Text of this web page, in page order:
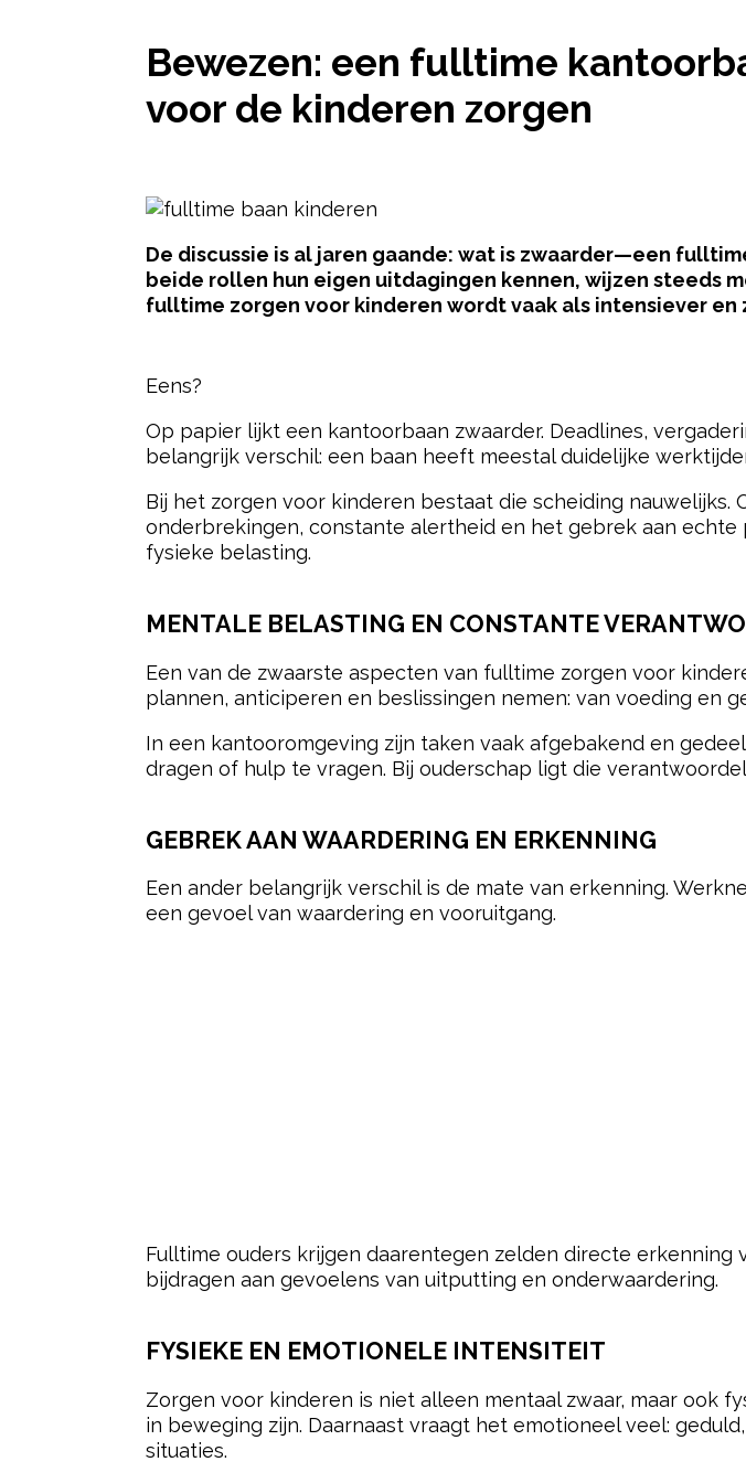
Bewezen: een fulltime
voor de kinderen zorgen
De discussie is al jaren gaande: wat is zwaarder—een
beide rollen hun eigen uitdagingen kennen, wijzen steeds
fulltime zorgen voor kinderen wordt vaak als intensiever
Eens?
Op papier lijkt een kantoorbaan zwaarder. Deadlines,
belangrijk verschil: een baan heeft meestal duidelijke
Bij het zorgen voor kinderen bestaat die scheiding
onderbrekingen, constante alertheid en het gebrek aan
fysieke belasting.
MENTALE BELASTING EN CONSTANTE
Een van de zwaarste aspecten van fulltime zorgen voor
plannen, anticiperen en beslissingen nemen: van voeding en
In een kantooromgeving zijn taken vaak afgebakend en
dragen of hulp te vragen. Bij ouderschap ligt die
GEBREK AAN WAARDERING EN ERKENNING
Een ander belangrijk verschil is de mate van erkenning.
een gevoel van waardering en vooruitgang.
Fulltime ouders krijgen daarentegen zelden directe
bijdragen aan gevoelens van uitputting en onderwaardering.
FYSIEKE EN EMOTIONELE INTENSITEIT
Zorgen voor kinderen is niet alleen mentaal zwaar, maar ook
in beweging zijn. Daarnaast vraagt het emotioneel veel:
situaties.